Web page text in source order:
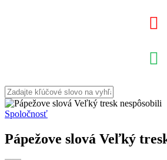
Spoločnosť
Pápežove slová Veľký